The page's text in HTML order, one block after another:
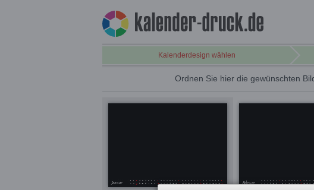
Kalenderdesign wählen
Ordnen Sie hier die gewünschten